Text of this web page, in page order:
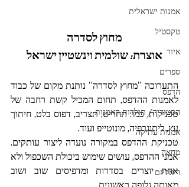
אמנות ישראלית
טקסטיל
איור
ספרים
הדפס
הסטוריה/ תולדות האמנות
אמנות עתיקה
מחאה
ריאליזם
מחוץ לסדרה
אוצרת: שולמית וינשטיין ישראל
עץ, ליתוגרפיה, מונוטייפ ועוד.